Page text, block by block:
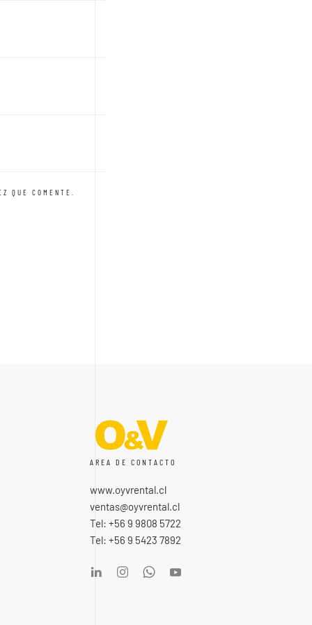
QUE COMENTE.
AREA DE CONTACTO
www.oyvrental.cl
ventas@oyvrental.cl
Tel: +56 9 9808 5722
Tel: +56 9 5423 7892